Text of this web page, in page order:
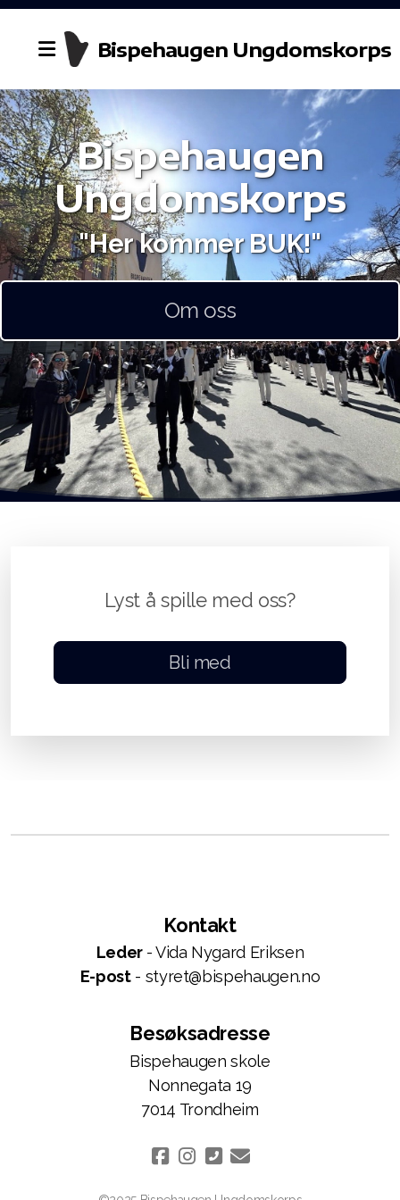
Bispehaugen Ungdomskorps
Bispehaugen
Ungdomskorps
"Her kommer BUK!"
Om oss
Lyst å spille med oss?
Bli med
Kontakt
Leder - Vida Nygard Eriksen
E-post- styret@bispehaugen.no
Besøksadresse
Bispehaugen skole
Nonnegata 19
7014 Trondheim
Historie
Styret
Dirigent
Kontakt oss